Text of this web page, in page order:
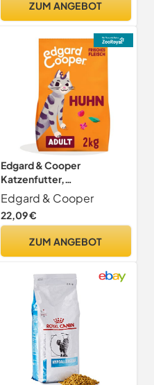
ZUM ANGEBOT
Edgard & Cooper
Katzenfutter,
Trockenfutter für Katzen,
(Huhn, 2kg), Getreidefrei,
voll von frischem Fleisch
geeignet für sterilisierte
Edgard & Cooper
22,09 €
ZUM ANGEBOT